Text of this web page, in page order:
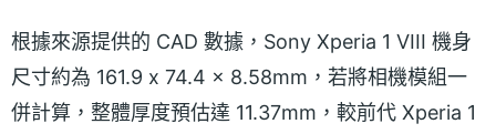
根據來源提供的 CAD 數據，Sony Xperia 1 VIII 機身
尺寸約為 161.9 x 74.4 x 8.58mm，若將相機模組一
併計算，整體厚度預估達 11.37mm，較前代 Xperia 1